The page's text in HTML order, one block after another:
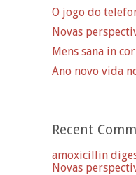
O jogo do
Novas
Mens sana in
Ano novo vida
Recent
amoxicillin
Novas